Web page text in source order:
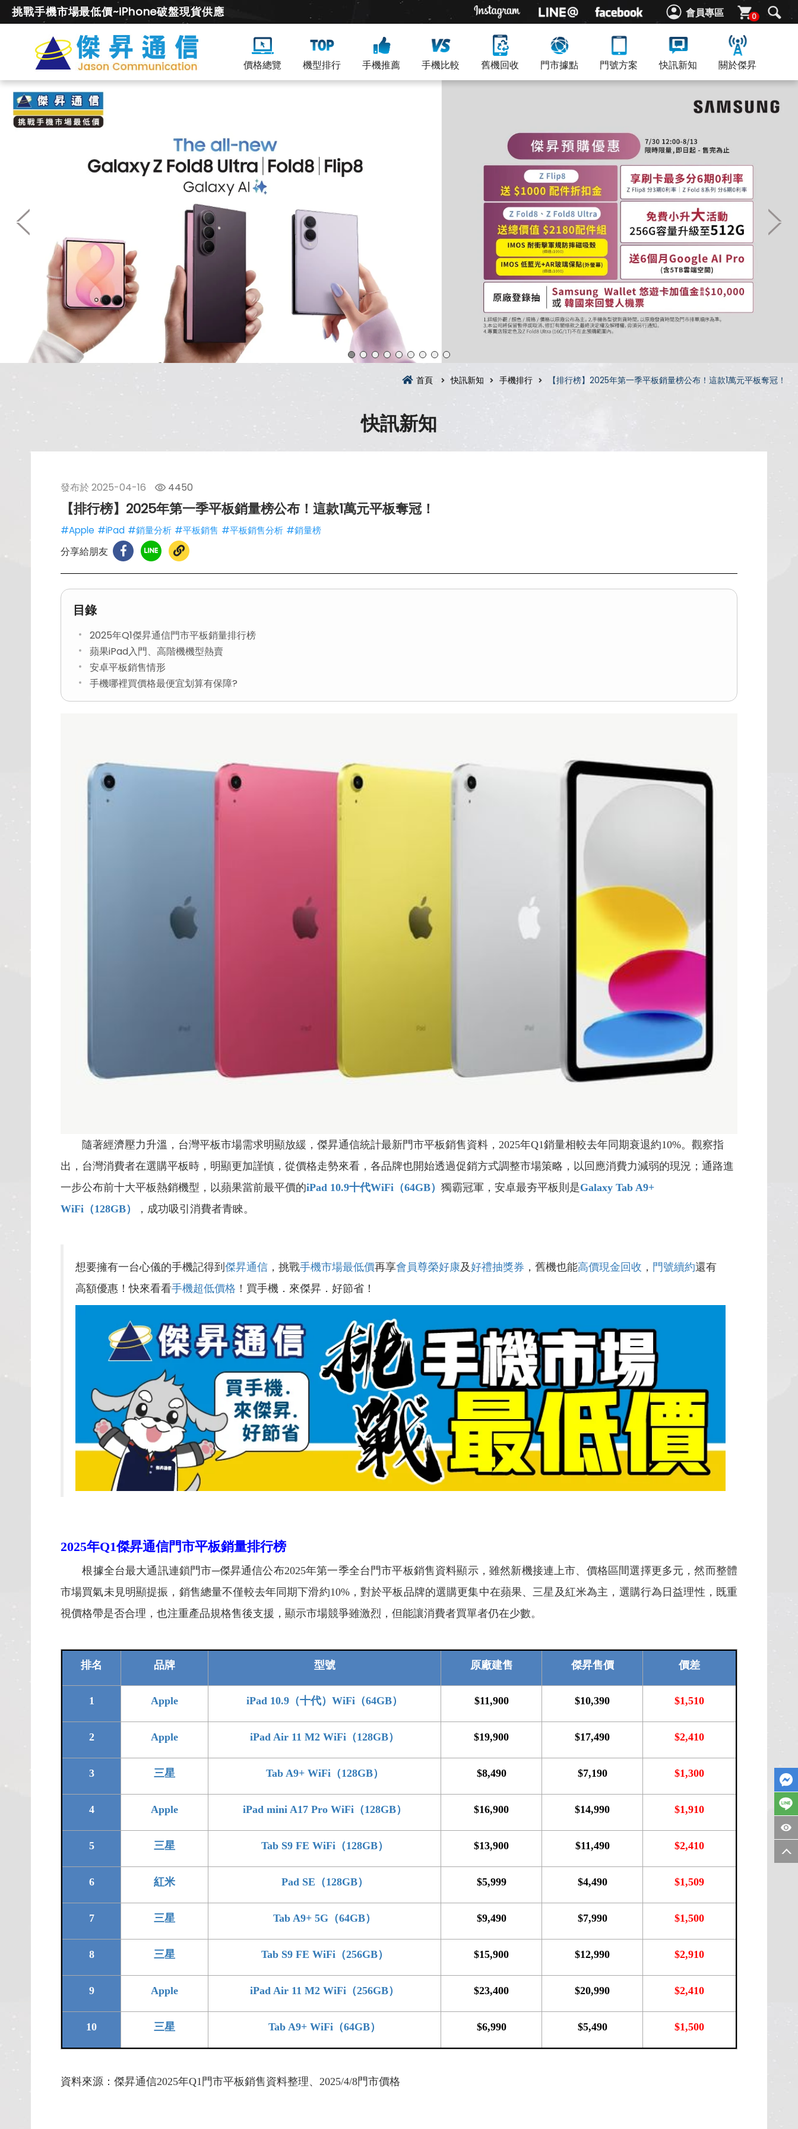
會員專區 0
挑戰手機市場最低價~iPhone破盤現貨供應
價格總覽 機型排行 手機推薦 手機比較 舊機回收 門市據點 門號方案 快訊新知 關於傑昇
首頁 快訊新知 手機排行 【排行榜】2025年第一季平板銷量榜公布！這款1萬元平板奪冠！
快訊新知
發布於 2025-04-16 4450
【排行榜】2025年第一季平板銷量榜公布！這款1萬元平板奪冠！
#Apple #iPad #銷量分析 #平板銷售 #平板銷售分析 #銷量榜
分享給朋友
目錄
2025年Q1傑昇通信門市平板銷量排行榜
蘋果iPad入門、高階機機型熱賣
安卓平板銷售情形
手機哪裡買價格最便宜划算有保障?
隨著經濟壓力升溫，台灣平板市場需求明顯放緩，傑昇通信統計最新門市平板銷售資料，2025年Q1銷量相較去年同期衰退約10%。觀察指
出，台灣消費者在選購平板時，明顯更加謹慎，從價格走勢來看，各品牌也開始透過促銷方式調整市場策略，以回應消費力減弱的現況；通路進
一步公布前十大平板熱銷機型，以蘋果當前最平價的iPad 10.9十代WiFi（64GB） 獨霸冠軍，安卓最夯平板則是Galaxy Tab A9+
WiFi（128GB）
，成功吸引消費者青睞。
想要擁有一台心儀的手機記得到 傑昇通信 ，挑戰手機市場最低價再享會員尊榮好康及好禮抽獎券 ，舊機也能高價現金回收 ， 門號續約還有
高額優惠！快來看看手機超低價格 ！買手機．來傑昇．好節省！
2025年Q1傑昇通信門市平板銷量排行榜
根據全台最大通訊連鎖門市─傑昇通信公布2025年第一季全台門市平板銷售資料顯示，雖然新機接連上市、價格區間選擇更多元，然而整體
市場買氣未見明顯提振，銷售總量不僅較去年同期下滑約10%，對於平板品牌的選購更集中在蘋果、三星及紅米為主，選購行為日益理性，既重
視價格帶是否合理，也注重產品規格售後支援，顯示市場競爭雖激烈，但能讓消費者買單者仍在少數。
排名 品牌 型號 原廠建售 傑昇售價 價差
1 Apple iPad 10.9（十代）WiFi（64GB） $11,900 $10,390 $1,510
2 Apple iPad Air 11 M2 WiFi（128GB） $19,900 $17,490 $2,410
3 三星 Tab A9+ WiFi（128GB） $8,490 $7,190 $1,300
4 Apple iPad mini A17 Pro WiFi（128GB） $16,900 $14,990 $1,910
5 三星 Tab S9 FE WiFi（128GB） $13,900 $11,490 $2,410
6 紅米 Pad SE（128GB） $5,999 $4,490 $1,509
7 三星 Tab A9+ 5G（64GB） $9,490 $7,990 $1,500
8 三星 Tab S9 FE WiFi（256GB） $15,900 $12,990 $2,910
9 Apple iPad Air 11 M2 WiFi（256GB） $23,400 $20,990 $2,410
10 三星 Tab A9+ WiFi（64GB） $6,990 $5,490 $1,500
資料來源：傑昇通信2025年Q1門市平板銷售資料整理、2025/4/8門市價格